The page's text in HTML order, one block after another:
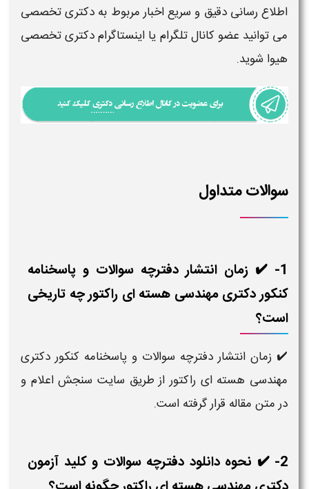
اطلاع رسانی دقیق و سریع اخبار مربوط به دکتریتخصصی
می توانید عضو کانال تلگرام یا اینستاگرامدکتریتخصصی
هیوا شوید.
سوالات متداول
1- ✔️ زمان انتشار دفترچه سوالات و پاسخنامه
کنکور دکتری مهندسی هسته ای راکتور چه تاریخی
است؟
✔️ زمان انتشار دفترچه سوالات و پاسخنامه کنکور دکتری
مهندسی هسته ای راکتور از طریق سایت سنجش اعلام و
در متن مقاله قرار گرفته است.
2- ✔️ نحوه دانلود دفترچه سوالات و کلید آزمون